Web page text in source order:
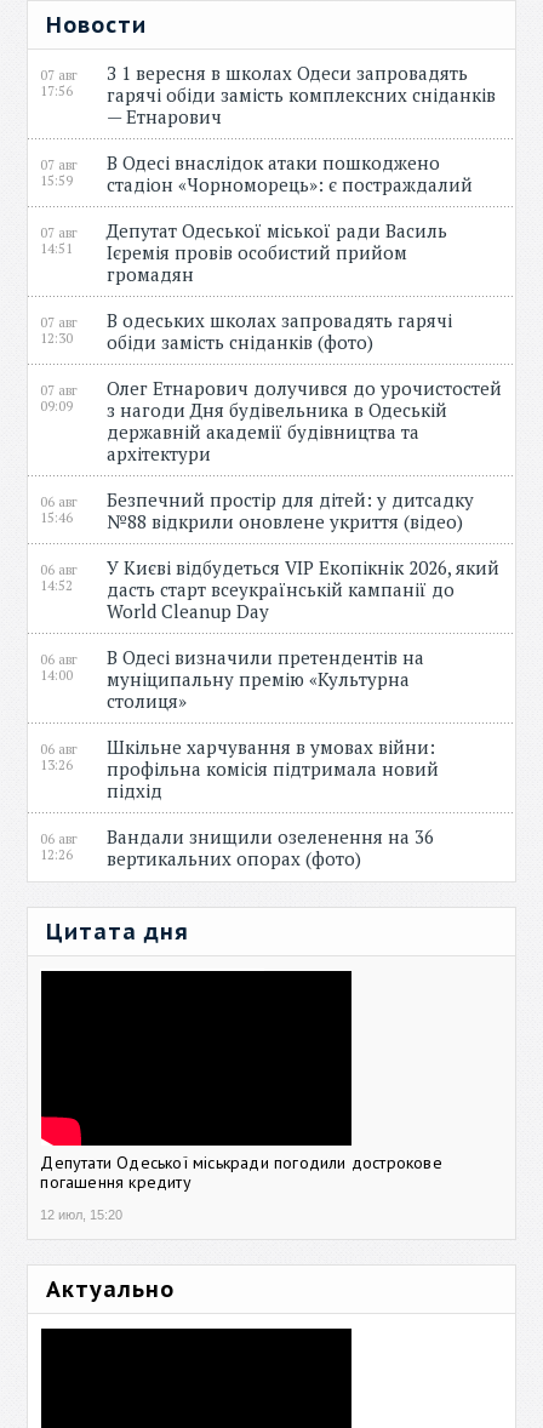
Новости
07 авг
17:56
З 1 вересня в школах Одеси запровадять
гарячі обіди замість комплексних сніданків
— Етнарович
07 авг
15:59
В Одесі внаслідок атаки пошкоджено
стадіон «Чорноморець»: є постраждалий
07 авг
14:51
Депутат Одеської міської ради Василь
Ієремія провів особистий прийом
громадян
07 авг
12:30
В одеських школах запровадять гарячі
обіди замість сніданків (фото)
07 авг
09:09
Олег Етнарович долучився до урочистостей
з нагоди Дня будівельника в Одеській
державній академії будівництва та
архітектури
06 авг
15:46
Безпечний простір для дітей: у дитсадку
№88 відкрили оновлене укриття (відео)
06 авг
14:52
У Києві відбудеться VIP Екопікнік 2026, який
дасть старт всеукраїнській кампанії до
World Cleanup Day
06 авг
14:00
В Одесі визначили претендентів на
муніципальну премію «Культурна
столиця»
06 авг
13:26
Шкільне харчування в умовах війни:
профільна комісія підтримала новий
підхід
06 авг
12:26
Вандали знищили озеленення на 36
вертикальних опорах (фото)
Цитата дня
Депутати Одеської міськради погодили дострокове
погашення кредиту
12 июл, 15:20
Актуально